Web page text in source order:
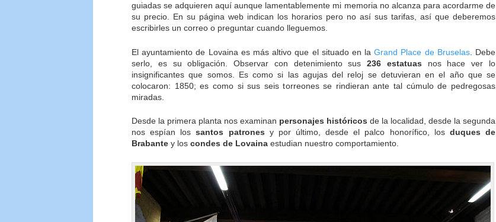
guiadas se adquieren aquí aunque lamentablemente mi memoria no alcanza para acordarme de
su precio. En su página web indican los horarios pero no así sus tarifas, así que deberemos
escribirles un correo o preguntar cuando lleguemos.
El ayuntamiento de Lovaina es más altivo que el situado en laGrand Place de Bruselas. Debe
serlo, es su obligación. Observar con detenimiento sus236 estatuas nos hace ver lo
insignificantes que somos. Es como si las agujas del reloj se detuvieran en el año que se
colocaron: 1850; es como si sus seis torreones se rindieran ante tal cúmulo de pedregosas
miradas.
Desde la primera planta nos examinan personajes históricos de la localidad, desde la segunda
nos espían lossantos patrones y por último, desde el palco honorífico, los duques de
Brabante y los condes de Lovaina estudian nuestro comportamiento.